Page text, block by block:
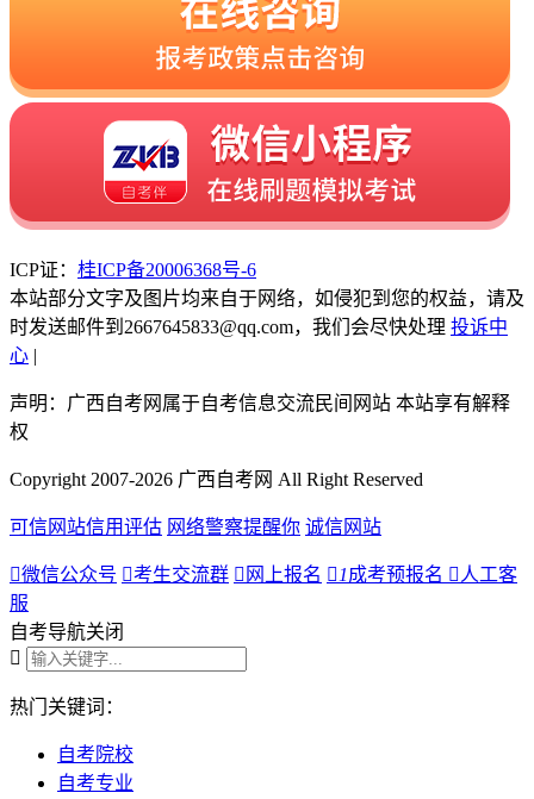
ICP证： 桂ICP备20006368号-6
本站部分文字及图片均来自于网络，如侵犯到您的权益，请及
时发送邮件到2667645833@qq.com，我们会尽快处理 投诉中
心 |
声明：广西自考网属于自考信息交流民间网站 本站享有解释
权
Copyright 2007-2026 广西自考网 All Right Reserved
可信网站信用评估 网络警察提醒你 诚信网站
微信公众号 考生交流群  网上报名  1成考预报名  人工客
服
自考导航关闭

热门关键词：
自考院校
自考专业